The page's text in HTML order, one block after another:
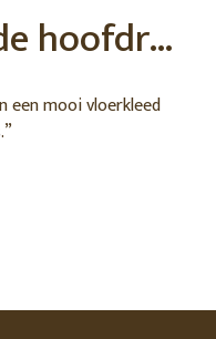
Woontextiel in de hoofdrol – cozy & stylish met Madam Stoltz
een mooi vloerkleed
voor het najaar. En